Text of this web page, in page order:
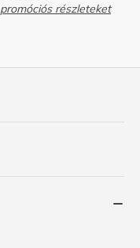
promóciós részleteket